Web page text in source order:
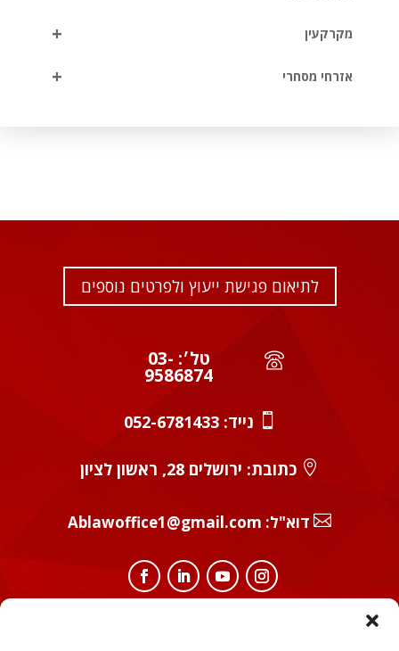
+ מקרקעין
+ אזרחי מסחרי
לתיאום פגישת ייעוץ ולפרטים נוספים
טל׳: 03-
9586874
נייד:052-6781433 

Ablawoffice1@gmail.com 